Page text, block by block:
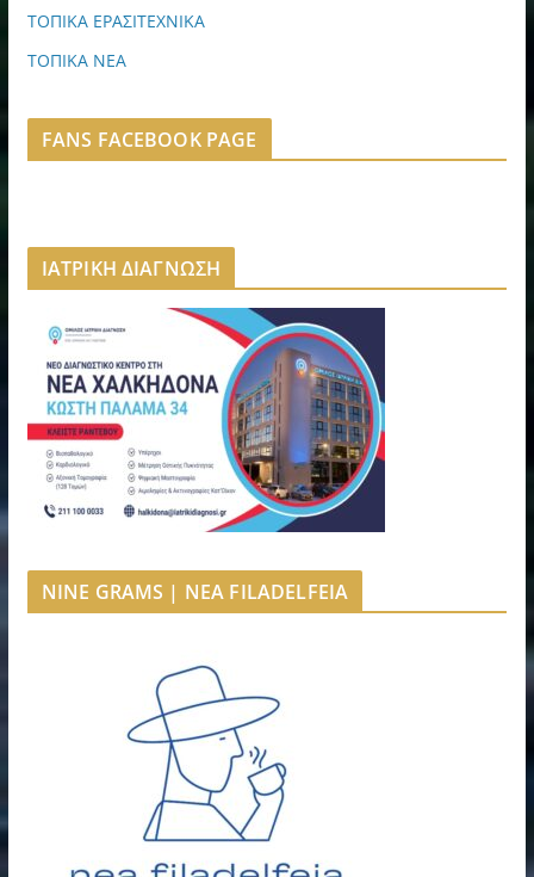
ΤΟΠΙΚΑ ΕΡΑΣΙΤΕΧΝΙΚΑ
ΤΟΠΙΚΑ ΝΕΑ
FANS FACEBOOK PAGE
ΙΑΤΡΙΚΗ ΔΙΑΓΝΩΣΗ
NINE GRAMS | NEA FILADELFEIA